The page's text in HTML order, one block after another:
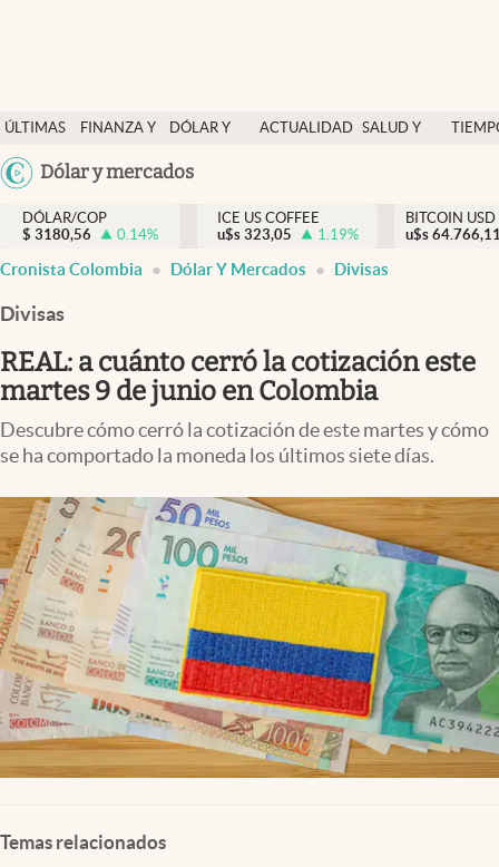
ÚLTIMAS
NOTICIAS
FINANZA Y
DÓLAR Y
ACTUALIDAD SALUD Y
México
Dólar y mercados
Salud y nutrición
Vida espiritual
Actualidad
Colombia
DÓLAR/COP
$ 3180,56 0.14%
ICE US COFFEE
u$s 323,05 1.19%
BITCOIN USD
u$s
Cronista Colombia Dólar Y Mercados Divisas
Divisas
REAL: a cuánto cerró la cotización este
martes 9 de junio en Colombia
Descubre cómo cerró la cotización de este martes y cómo
se ha comportado la moneda los últimos siete días.
Temas relacionados